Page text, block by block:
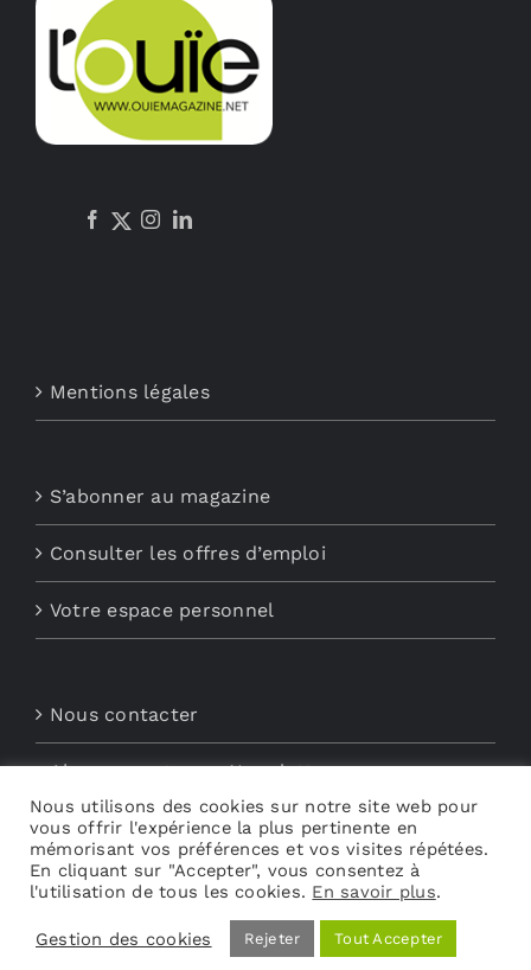
Mentions légales
S’abonner au magazine
Consulter les offres d’emploi
Votre espace personnel
Nous contacter
Abonnements aux Newsletters
Découvrez My Audio
Nous utilisons des cookies sur notre site web pour
vous offrir l'expérience la plus pertinente en
mémorisant vos préférences et vos visites répétées.
En cliquant sur "Accepter", vous consentez à
l'utilisation de tous les cookies. En savoir plus.
Gestion des cookies Rejeter Tout Accepter